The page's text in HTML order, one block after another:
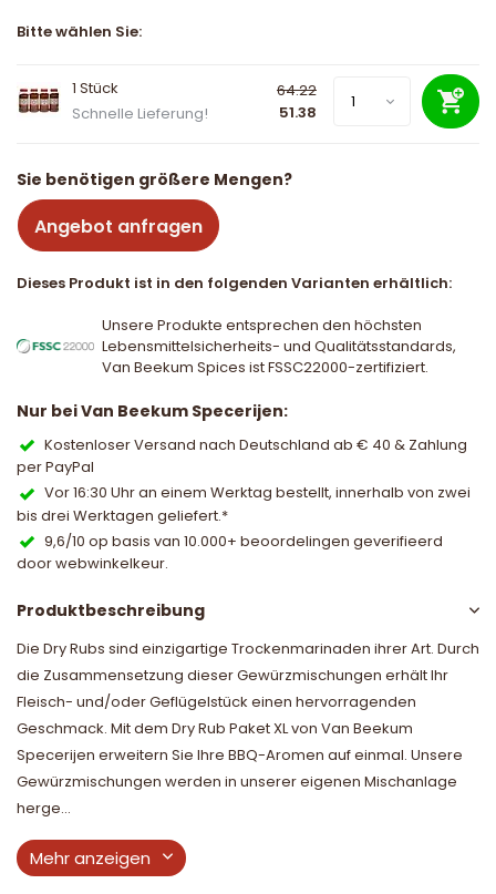
Bitte wählen Sie:
1 Stück
Schnelle Lieferung!
64.22
51.38
Sie benötigen größere Mengen?
Angebot anfragen
Dieses Produkt ist in den folgenden Varianten erhältlich:
Unsere Produkte entsprechen den höchsten
Lebensmittelsicherheits- und Qualitätsstandards,
Van Beekum Spices ist FSSC22000-zertifiziert.
Nur bei Van Beekum Specerijen:
Kostenloser Versand nach Deutschland ab € 40 & Zahlung
per PayPal
Vor 16:30 Uhr an einem Werktag bestellt, innerhalb von zwei
bis drei Werktagen geliefert.*
9,6/10 op basis van 10.000+ beoordelingen geverifieerd
door webwinkelkeur.
Produktbeschreibung
Die Dry Rubs sind einzigartige Trockenmarinaden ihrer Art. Durch
die Zusammensetzung dieser Gewürzmischungen erhält Ihr
Fleisch- und/oder Geflügelstück einen hervorragenden
Geschmack. Mit dem Dry Rub Paket XL von Van Beekum
Specerijen erweitern Sie Ihre BBQ-Aromen auf einmal. Unsere
Gewürzmischungen werden in unserer eigenen Mischanlage
herge...
Mehr anzeigen